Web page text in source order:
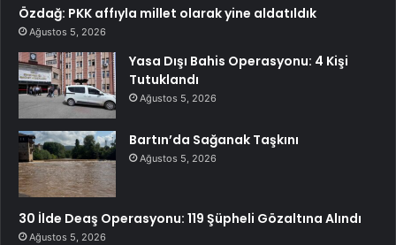
Özdağ: PKK affıyla millet olarak yine aldatıldık
Ağustos 5, 2026
Yasa Dışı Bahis Operasyonu: 4 Kişi
Tutuklandı
Ağustos 5, 2026
Bartın’da Sağanak Taşkını
Ağustos 5, 2026
30 İlde Deaş Operasyonu: 119 Şüpheli Gözaltına Alındı
Ağustos 5, 2026